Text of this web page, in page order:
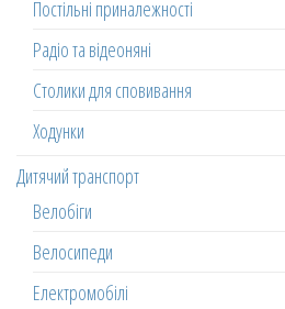
Постільні приналежності
Радіо та відеоняні
Столики для сповивання
Ходунки
Дитячий транспорт
Велобіги
Велосипеди
Електромобілі